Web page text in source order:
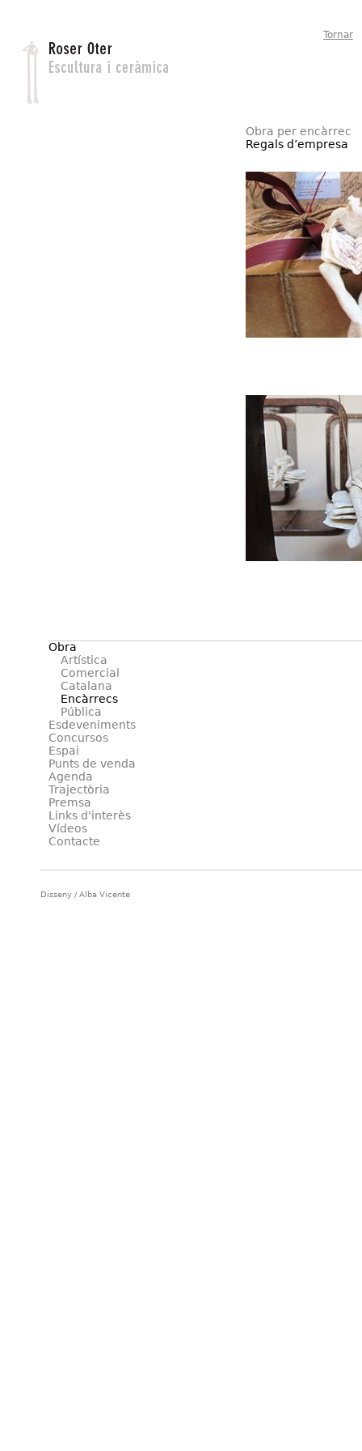
Obra per encàrrec
Regals d’empresa
Tornar
Obra
Artística
Comercial
Catalana
Encàrrecs
Pública
Esdeveniments
Concursos
Espai
Punts de venda
Agenda
Trajectòria
Premsa
Links d'interès
Vídeos
Contacte
Disseny / Alba Vicente